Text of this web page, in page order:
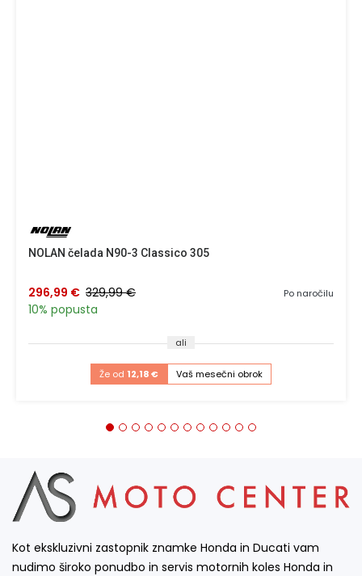
NOLAN čelada N90-3 Classico 305
Po naročilu
296,99 € 329,99 €
10% popusta
ali
Že od 12,18 € Vaš mesečni obrok
Kot ekskluzivni zastopnik znamke Honda in Ducati vam
nudimo široko ponudbo in servis motornih koles Honda in